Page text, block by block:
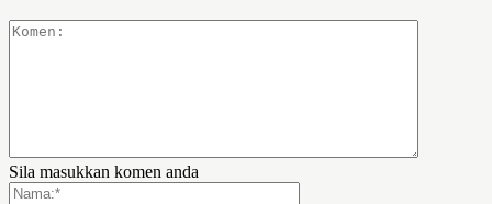
Sila masukkan komen anda